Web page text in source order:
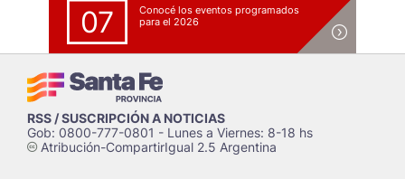
07
Conocé los eventos programados
para el 2026
RSS / SUSCRIPCIÓN A NOTICIAS
Gob: 0800-777-0801 - Lunes a Viernes: 8-18 hs
cAtribución-CompartirIgual 2.5 Argentina